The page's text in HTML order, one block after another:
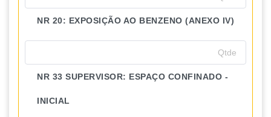
NR 20: EXPOSIÇÃO AO BENZENO (ANEXO IV)
NR 33 SUPERVISOR: ESPAÇO CONFINADO -
INICIAL